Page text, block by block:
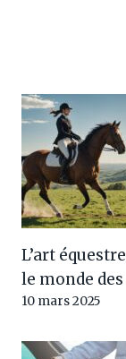
L’art
le monde
10 mars 2025